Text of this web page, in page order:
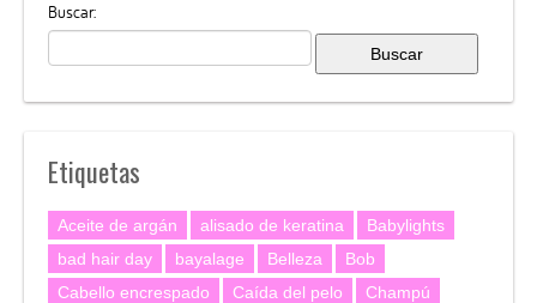
Buscar:
Etiquetas
Aceite de argán alisado de keratina
Babylights
bad hair day
bayalage Belleza
Bob
Cabello encrespado
Caída del pelo
Champú